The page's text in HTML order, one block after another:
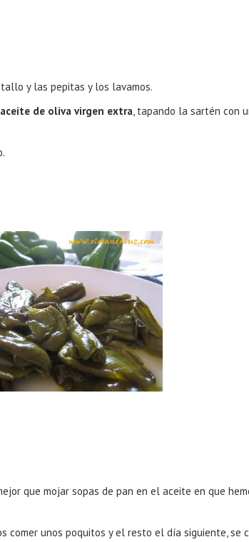
y las pepitas y los lavamos.
de oliva virgen extra, tapando la sartén con
que mojar sopas de pan en el aceite en que
comer unos poquitos y el resto el día siguiente, se